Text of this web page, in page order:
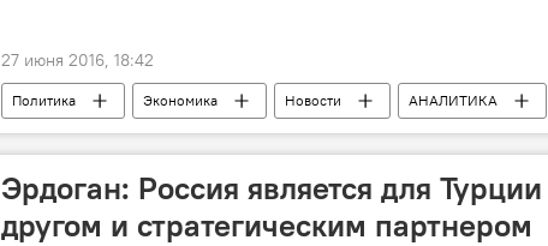
27 июня 2016, 18:42
Политика Экономика Новости АНАЛИТИКА
Россия
Эрдоган: Россия является для Турции
другом и стратегическим партнером